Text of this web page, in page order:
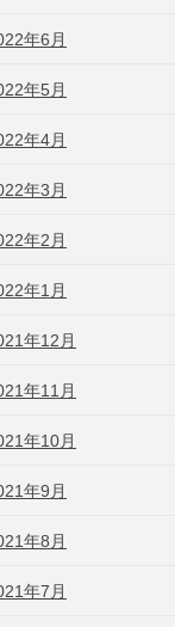
年6月
年5月
年4月
年3月
年2月
年1月
年12月
年11月
年10月
年9月
年8月
年7月